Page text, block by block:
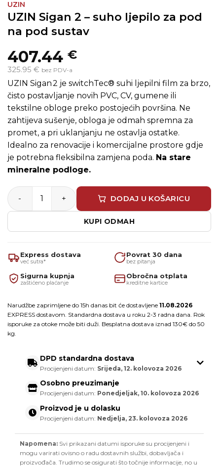
UZIN
UZIN Sigan 2 – suho ljepilo za pod
na pod sustav
407.44 €
325.95 € bez PDV-a
UZIN Sigan 2 je switchTec® suhi ljepilni film za brzo,
čisto postavljanje novih PVC, CV, gumene ili
tekstilne obloge preko postojećih površina. Ne
zahtijeva sušenje, obloga je odmah spremna za
promet, a pri uklanjanju ne ostavlja ostatke.
Idealno za renovacije i komercijalne prostore gdje
je potrebna fleksibilna zamjena poda. Na stare
mineralne podloge.
UZIN Sigan 2 – suho ljepilo za pod na pod sustav količina
DODAJ U KOŠARICU
KUPI ODMAH
Express dostava
već sutra*
Povrat 30 dana
bez pitanja
Sigurna kupnja
zaštićeno plaćanje
Obročna otplata
kreditne kartice
Narudžbe zaprimljene do 15h danas bit će dostavljene 11.08.2026
EXPRESS dostavom. Standardna dostava u roku 2-3 radna dana. Rok
isporuke za otoke može biti duži. Besplatna dostava iznad 130€ do 50
kg.
DPD standardna dostava
Procijenjeni datum: Srijeda, 12. kolovoza 2026
Osobno preuzimanje
Procijenjeni datum: Ponedjeljak, 10. kolovoza 2026
Proizvod je u dolasku
Procijenjeni datum: Nedjelja, 23. kolovoza 2026
Napomena: Svi prikazani datumi isporuke su procijenjeni i
mogu varirati ovisno o radu dostavnih službi, dobavljača i
proizvođača. Trudimo se osigurati što točnije informacije, no u